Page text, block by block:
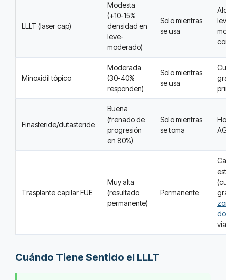
LLLT (laser cap)
Modesta
(+10-15%
densidad en
leve-
moderado)
Solo mientras
se usa
Minoxidil tópico
Moderada
(30-40%
responden)
Solo mientras
se usa
Finasteride/dutasteride
Buena
(frenado de
progresión
en 80%)
Solo mientras
se toma
Trasplante capilar FUE
Muy alta
(resultado
permanente)
Permanente
Cuándo Tiene Sentido el LLLT